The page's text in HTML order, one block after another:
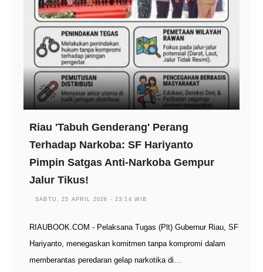
Riau 'Tabuh Genderang' Perang
Terhadap Narkoba: SF Hariyanto
Pimpin Satgas Anti-Narkoba Gempur
Jalur Tikus!
SABTU, 25 APRIL 2026 - 23:14 WIB
RIAUBOOK.COM - Pelaksana Tugas (Plt) Gubernur Riau, SF
Hariyanto, menegaskan komitmen tanpa kompromi dalam
memberantas peredaran gelap narkotika di…